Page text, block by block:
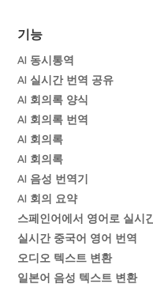
기능
AI 동시통역
AI 실시간 번역 공유
AI 회의록 양식
AI 회의록 번역
AI 회의록
AI 회의록
AI 음성 번역기
AI 회의 요약
스페인어에서 영어로 실시
실시간 중국어 영어 번역
오디오 텍스트 변환
일본어 음성 텍스트 변환